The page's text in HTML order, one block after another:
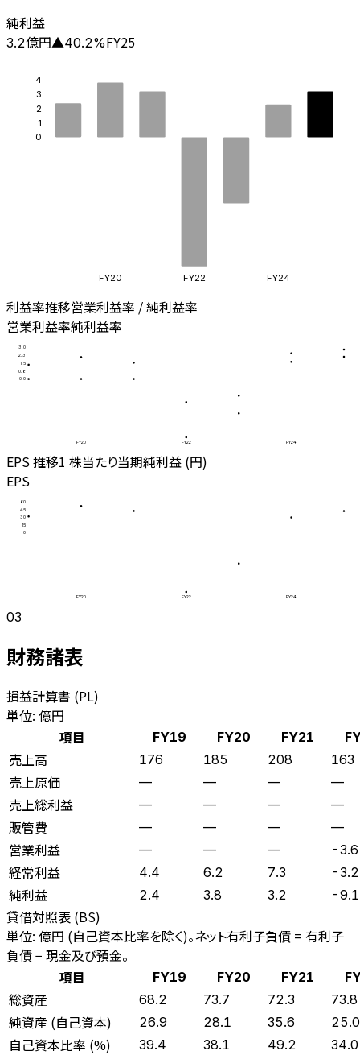
純利益
3.2億円▲40.2%FY25
0
1
2
3
4
FY20 FY22 FY24
利益率推移営業利益率 / 純利益率
営業利益率純利益率
0.0
0.8
1.5
2.3
3.0
FY20 FY22 FY24
EPS 推移1 株当たり当期純利益 (円)
EPS
0
15
30
45
60
FY20 FY22 FY24
03
財務諸表
損益計算書 (PL)
単位: 億円
項目
FY19 FY20 FY21
売上高 176 185 208 163
売上原価 — — — —
売上総利益 — — — —
販管費 — — — —
営業利益 — — — -3.6
経常利益 4.4 6.2 7.3 -3.2
純利益 2.4 3.8 3.2 -9.1
貸借対照表 (BS)
単位: 億円 (自己資本比率を除く)。ネット有利子負債 = 有利子
負債 − 現金及び預金。
項目
FY19 FY20 FY21
総資産 68.2 73.7 72.3 73.8
純資産 (自己資本) 26.9 28.1 35.6 25.0
自己資本比率 (%) 39.4 38.1 49.2 34.0